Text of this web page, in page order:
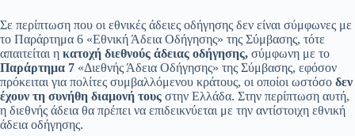
Σε περίπτωση που οι εθνικές άδειες οδήγησης δεν είναι σύμφωνες με
το Παράρτημα 6 «Εθνική Άδεια Οδήγησης» της Σύμβασης, τότε
απαιτείται η κατοχή διεθνούς άδειας οδήγησης, σύμφωνη με το
Παράρτημα 7 «Διεθνής Άδεια Οδήγησης» της Σύμβασης, εφόσον
πρόκειται για πολίτες συμβαλλόμενου κράτους, οι οποίοι ωστόσο δεν
έχουν τη συνήθη διαμονή τους στην Ελλάδα. Στην περίπτωση αυτή,
η διεθνής άδεια θα πρέπει να επιδεικνύεται με την αντίστοιχη εθνική
άδεια οδήγησης.